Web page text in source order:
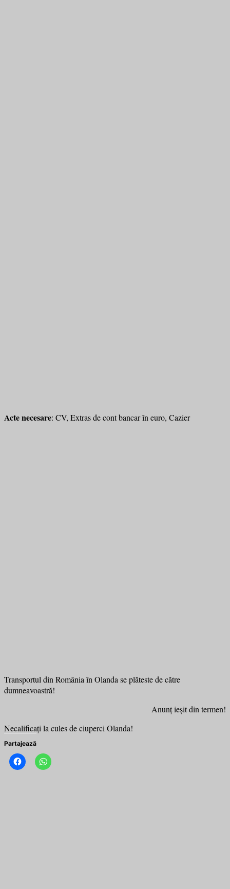
Acte necesare: CV, Extras de cont bancar în euro, Cazier
Transportul din România în Olanda se plăteste de către
dumneavoastră!
Anunţ ieşit din termen!
Necalificați la cules de ciuperci Olanda!
Partajează